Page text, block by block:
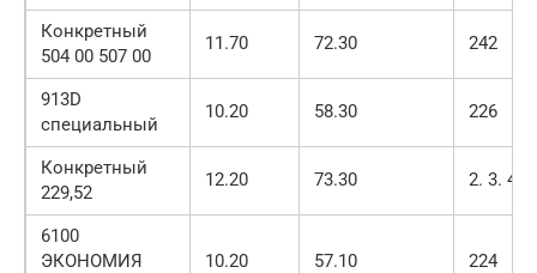
Конкретный
504 00 507 00
11.70 72.30 242
913D
специальный
10.20 58.30 226
Конкретный
229,52
12.20 73.30 2. 3. 4
6100
ЭКОНОМИЯ
10.20 57.10 224